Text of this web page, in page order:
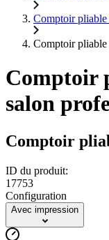
Comptoir pliable
Comptoir pliable
Comptoir
salon
Comptoir
ID du produit:
17753
Configuration
Avec impression